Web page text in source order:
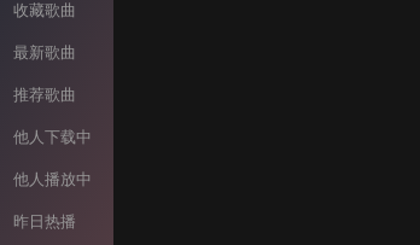
收藏歌曲
最新歌曲
推荐歌曲
他人下载中
他人播放中
昨日热播